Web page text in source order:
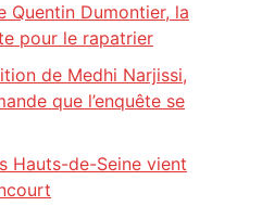
Quentin Dumontier, la
pour le rapatrier
de Medhi Narjissi,
que l’enquête se
Hauts-de-Seine vient